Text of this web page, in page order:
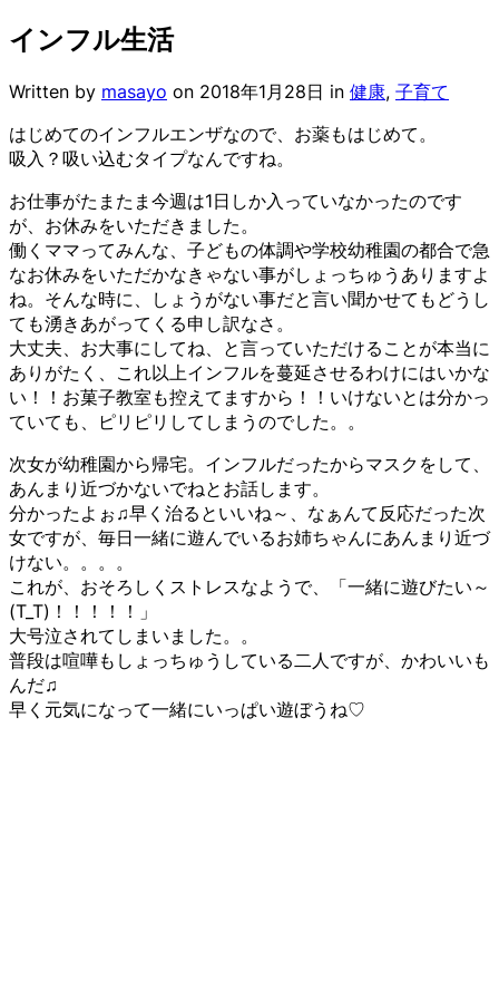
インフル生活
Written by masayo on 2018年1月28日 in 健康, 子育て
はじめてのインフルエンザなので、お薬もはじめて。
吸入？吸い込むタイプなんですね。
お仕事がたまたま今週は1日しか入っていなかったのです
が、お休みをいただきました。
働くママってみんな、子どもの体調や学校幼稚園の都合で急
なお休みをいただかなきゃない事がしょっちゅうありますよ
ね。そんな時に、しょうがない事だと言い聞かせてもどうし
ても湧きあがってくる申し訳なさ。
大丈夫、お大事にしてね、と言っていただけることが本当に
ありがたく、これ以上インフルを蔓延させるわけにはいかな
い！！お菓子教室も控えてますから！！いけないとは分かっ
ていても、ピリピリしてしまうのでした。。
次女が幼稚園から帰宅。インフルだったからマスクをして、
あんまり近づかないでねとお話します。
分かったよぉ♫早く治るといいね～、なぁんて反応だった次
女ですが、毎日一緒に遊んでいるお姉ちゃんにあんまり近づ
けない。。。。
これが、おそろしくストレスなようで、「一緒に遊びたい～
(T_T)！！！！！」
大号泣されてしまいました。。
普段は喧嘩もしょっちゅうしている二人ですが、かわいいも
んだ♫
早く元気になって一緒にいっぱい遊ぼうね♡